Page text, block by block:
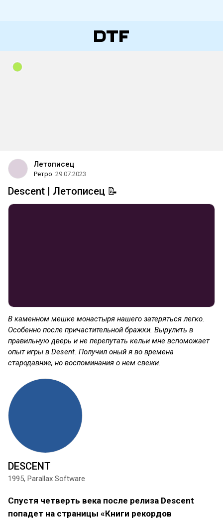
Летописец
Ретро 29.07.2023
Descent | Летописец 📝
В каменном мешке монастыря нашего затеряться легко.
Особенно после причастительной бражки. Вырулить в
правильную дверь и не перепутать кельи мне вспоможает
опыт игры в Desent. Получил оный я во времена
стародавние, но воспоминания о нем свежи.
DESCENT
1995, Parallax Software
Спустя четверть века после релиза Descent
попадет на страницы «Книги рекордов